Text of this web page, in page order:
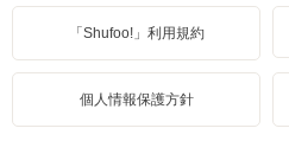
「Shufoo!」利用規約
個人情報保護方針